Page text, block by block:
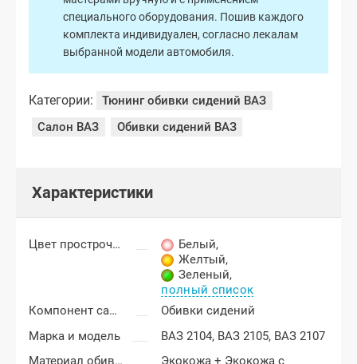
специального оборудования. Пошив каждого
комплекта индивидуален, согласно лекалам
выбранной модели автомобиля.
Категории:
Тюнинг обивки сидений ВАЗ
Салон ВАЗ
Обивки сидений ВАЗ
Характеристики
Цвет прострочки Белый,
Желтый,
Зеленый,
полный список
Компонент салона
Обивки сидений
Марка и модель
ВАЗ 2104, ВАЗ 2105, ВАЗ 2107